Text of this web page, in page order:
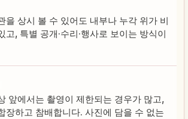
을 상시 볼 수 있어도 내부나 누각 위가 비
고, 특별 공개·수리·행사로 보이는 방식이
앞에서는 촬영이 제한되는 경우가 많고,
장하고 참배합니다. 사진에 담을 수 없는